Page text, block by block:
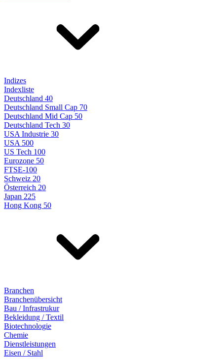
Indizes
Indexliste
Deutschland 40
Deutschland Small Cap 70
Deutschland Mid Cap 50
Deutschland Tech 30
USA Industrie 30
USA 500
US Tech 100
Eurozone 50
FTSE-100
Schweiz 20
Österreich 20
Japan 225
Hong Kong 50
Branchen
Branchenübersicht
Bau / Infrastrukur
Bekleidung / Textil
Biotechnologie
Chemie
Dienstleistungen
Eisen / Stahl